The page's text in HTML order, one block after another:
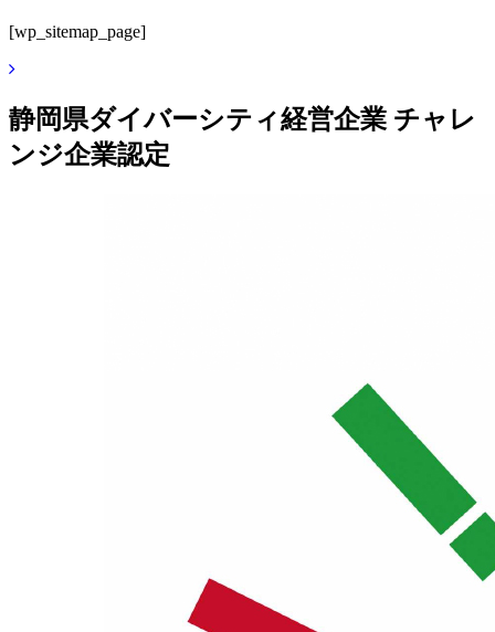
[wp_sitemap_page]
静岡県ダイバーシティ経営企業 チャレ
ンジ企業認定